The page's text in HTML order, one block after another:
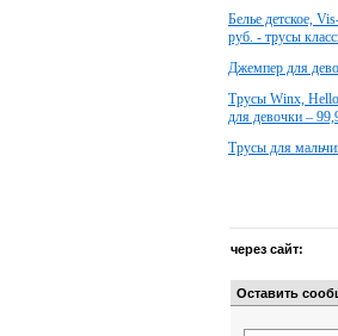
Белье детское,
руб. - трусы
Джемпер для
Трусы Winx,
для девочки –
Трусы для
через сайт:
Оставить